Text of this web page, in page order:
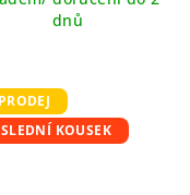
dnů
KOUSEK